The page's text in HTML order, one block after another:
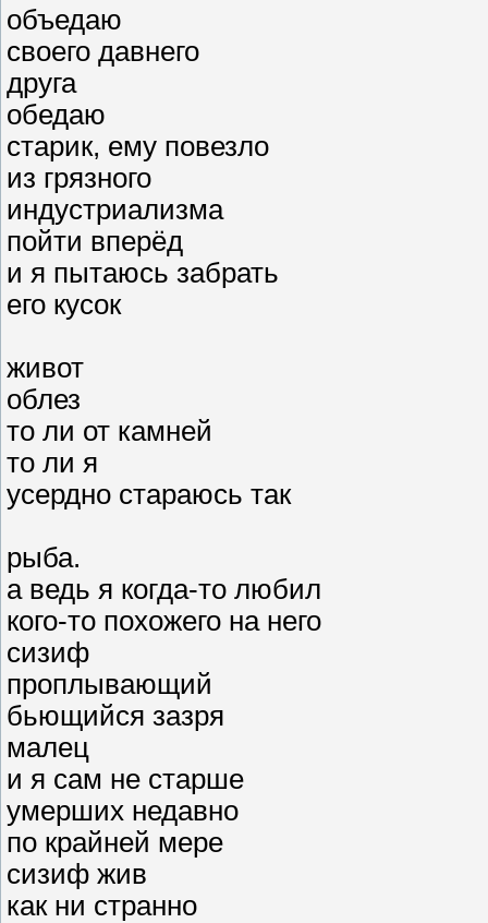
объедаю
своего давнего
друга
обедаю
старик, ему повезло
из грязного
индустриализма
пойти вперёд
и я пытаюсь забрать
его кусок
живот
облез
то ли от камней
то ли я
усердно стараюсь так
рыба.
а ведь я когда-то любил
кого-то похожего на него
сизиф
проплывающий
бьющийся зазря
малец
и я сам не старше
умерших недавно
по крайней мере
сизиф жив
как ни странно